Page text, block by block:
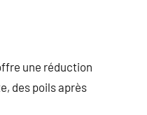
une réduction
des poils après